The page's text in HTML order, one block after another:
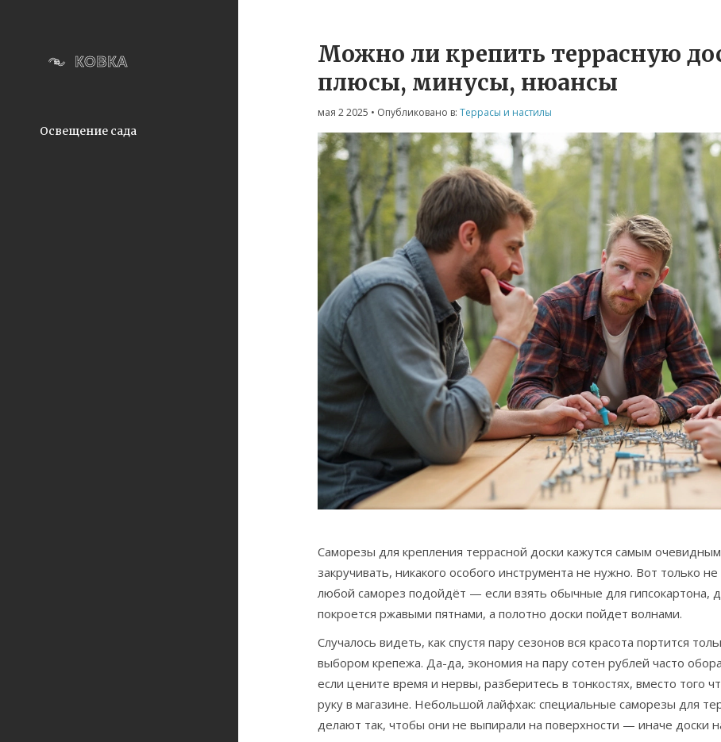
Освещение сада
Можно ли крепить террасную
плюсы, минусы, нюансы
мая 2 2025 • Опубликовано в: Террасы и настилы
Саморезы для крепления террасной доски кажутся самым
закручивать, никакого особого инструмента не нужно. Вот только
любой саморез подойдёт — если взять обычные для гипсокартона,
покроется ржавыми пятнами, а полотно доски пойдет волнами.
Случалось видеть, как спустя пару сезонов вся красота портится
выбором крепежа. Да-да, экономия на пару сотен рублей часто
если цените время и нервы, разберитесь в тонкостях, вместо того
руку в магазине. Небольшой лайфхак: специальные саморезы для
делают так, чтобы они не выпирали на поверхности — иначе доски